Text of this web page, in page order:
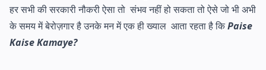
हर सभी की सरकारी नौकरी ऐसा तो संभव नहीं हो सकता तो ऐसे जो भी अभी
के समय में बेरोज़गार है उनके मन में एक ही ख्याल आता रहता है किPaise
Kaise Kamaye?